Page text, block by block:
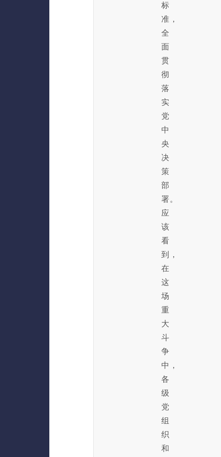
标
准，
全
面
贯
彻
落
实
党
中
央
决
策
部
署。
应
该
看
到，
在
这
场
重
大
斗
争
中，
各
级
党
组
织
和